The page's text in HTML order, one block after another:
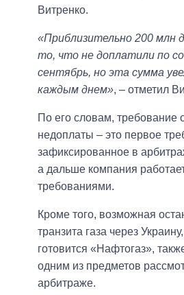
Витренко.
«Приблизительно 200 млн
то, что не доплатили по
сентябрь, но эта сумма
каждым днем», – отметил
По его словам, требование
недоплаты – это первое
зафиксированное в
а дальше компания
требованиями.
Кроме того, возможная
транзита газа через
готовится «Нафтогаз»,
одним из предметов
арбитраже.